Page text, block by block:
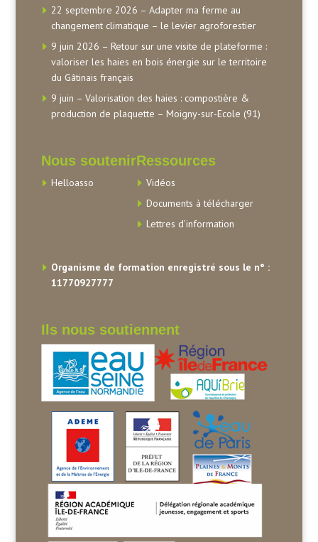
22 septembre 2026 – Adapter ma ferme au
changement climatique – le levier agroforestier
9 juin 2026 – Retour sur une visite de plateforme :
valoriser les haies en bois énergie sur le territoire
du Gâtinais français
9 juin – Valorisation des haies : compostière &
production de plaquette – Moigny-sur-Ecole (91)
Nous soutenir
Helloasso
Ressources
Vidéos
Documents à télécharger
Lettres d’information
Organisme de formation enregistré sous le n° :
11770927777
Ils nous soutiennent